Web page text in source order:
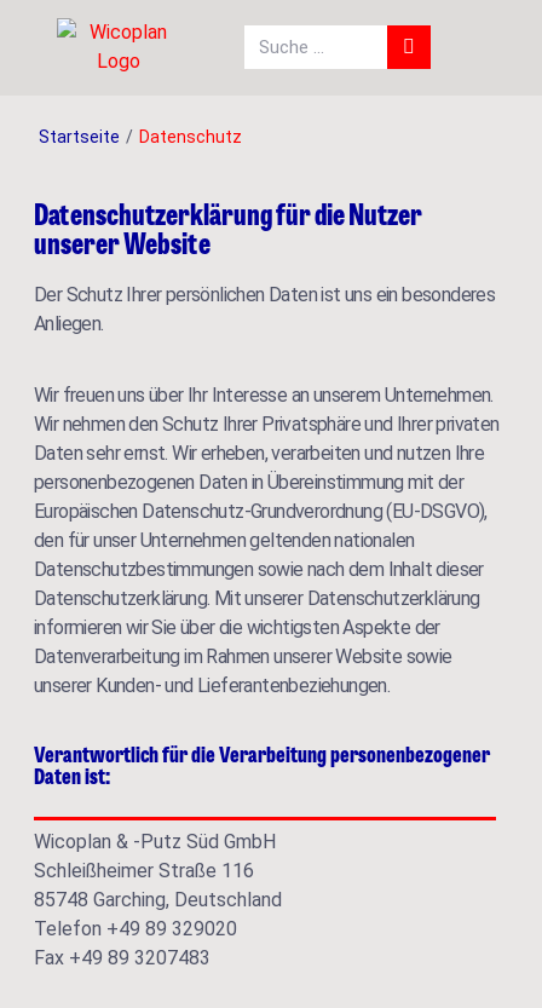
Startseite / Datenschutz
Datenschutzerklärung für die Nutzer
unserer Website
Der Schutz Ihrer persönlichen Daten ist uns ein besonderes
Anliegen.
Wir freuen uns über Ihr Interesse an unserem Unternehmen.
Wir nehmen den Schutz Ihrer Privatsphäre und Ihrer privaten
Daten sehr ernst. Wir erheben, verarbeiten und nutzen Ihre
personenbezogenen Daten in Übereinstimmung mit der
Europäischen Datenschutz-Grundverordnung (EU-DSGVO),
den für unser Unternehmen geltenden nationalen
Datenschutzbestimmungen sowie nach dem Inhalt dieser
Datenschutzerklärung. Mit unserer Datenschutzerklärung
informieren wir Sie über die wichtigsten Aspekte der
Datenverarbeitung im Rahmen unserer Website sowie
unserer Kunden- und Lieferantenbeziehungen.
Verantwortlich für die Verarbeitung personenbezogener
Daten ist:
Wicoplan & -Putz Süd GmbH
Schleißheimer Straße 116
85748 Garching, Deutschland
Telefon +49 89 329020
Fax +49 89 3207483